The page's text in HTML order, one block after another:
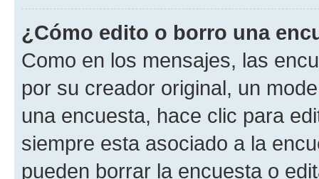
¿Cómo edito o borro una
Como en los mensajes, las
por su creador original, un
una encuesta, hace clic para
siempre esta asociado a la
pueden borrar la encuesta o